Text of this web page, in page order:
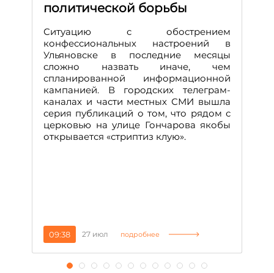
политической борьбы
Ситуацию с обострением
конфессиональных настроений в
Ульяновске в последние месяцы
сложно назвать иначе, чем
спланированной информационной
кампанией. В городских телеграм-
каналах и части местных СМИ вышла
серия публикаций о том, что рядом с
церковью на улице Гончарова якобы
открывается «стриптиз клую».
09:38 27 июл подробнее